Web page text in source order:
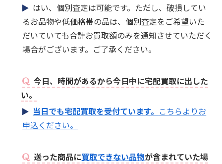
はい、個別査定は可能です。ただし、破損してい
るお品物や低価格帯の品は、個別査定をご希望いた
だいていても合計お買取額のみを通知させていただく
場合がございます。ご了承ください。
今日、時間があるから今日中に宅配買取に出した
い。
当日でも宅配買取を受付ています。 こちらよりお
申込ください。
送った商品に買取できない品物が含まれていた場